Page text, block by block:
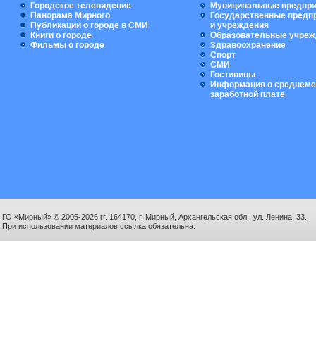
Городское телевидение
Панорама Мирного
Публикации о городе в СМИ
Книги о городе
Фильмы о городе
Муниципальные
Государственные
и учреждения
Образовательные
Здравоохранение
Спорт
СМИ
Гостиницы
Информация о
заработной плате
ГО «Мирный» © 2005-2026 гг. 164170, г. Мирный, Архангельская обл., ул. Ленина, 33.
При использовании материалов ссылка обязательна.